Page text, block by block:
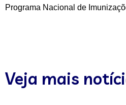
Programa Nacional de
Veja mais